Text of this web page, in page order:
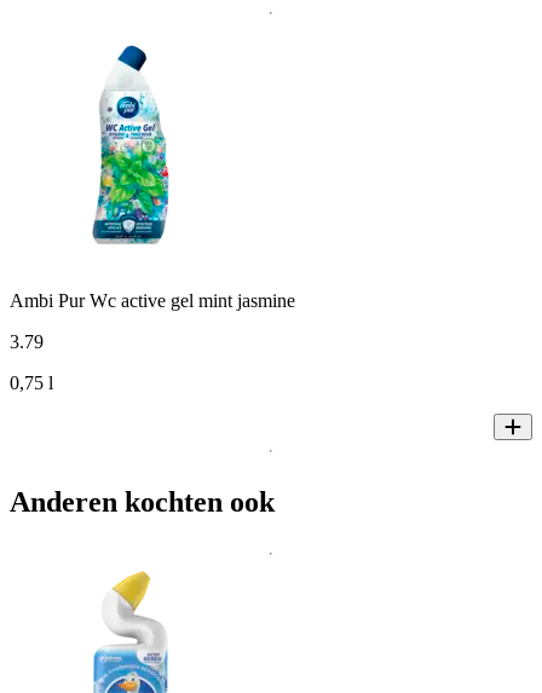
Ambi Pur Wc active gel mint jasmine
3.79
0,75 l
Anderen kochten ook